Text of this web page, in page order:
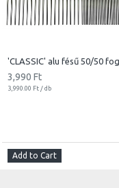
3,990 Ft
3,990.00 Ft / db
Add to Cart